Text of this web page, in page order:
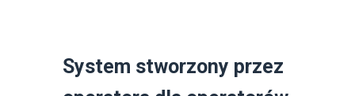
System stworzony przez